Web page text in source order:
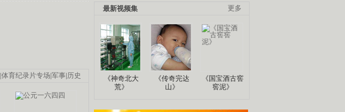
|体育纪录片专场|军事| 历史
更多
最新视频集
《神奇北大
荒》
《传奇完达
山》
《国宝酒古窖
窖泥》